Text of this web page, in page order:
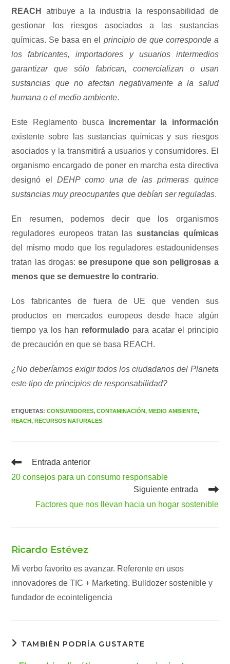
REACH
atribuye a la industria la responsabilidad de
gestionar los riesgos asociados a las sustancias
químicas. Se basa en el principio de que corresponde a
los fabricantes, importadores y usuarios intermedios
garantizar que sólo fabrican, comercializan o usan
sustancias que no afectan negativamente a la salud
humana o el medio ambiente.
Este Reglamento busca incrementar la información
existente sobre las sustancias químicas y sus riesgos
asociados y la transmitirá a usuarios y consumidores. El
organismo encargado de poner en marcha esta directiva
designó el DEHP como una de las primeras quince
sustancias muy preocupantes que debían ser reguladas.
En resumen, podemos decir que los organismos
reguladores europeos tratan las sustancias químicas
del mismo modo que los reguladores estadounidenses
tratan las drogas: se presupone que son peligrosas a
menos que se demuestre lo contrario.
Los fabricantes de fuera de UE que venden sus
productos en mercados europeos desde hace algún
tiempo ya los han reformulado para acatar el principio
de precaución en que se basa REACH.
¿No deberíamos exigir todos los ciudadanos del Planeta
este tipo de principios de responsabilidad?
ETIQUETAS:CONSUMIDORES, CONTAMINACIÓN, MEDIO AMBIENTE,
REACH, RECURSOS NATURALES
Leer
artículos
Entrada anterior
20 consejos para un consumo responsable
Siguiente entrada
Factores que nos llevan hacia un hogar sostenible
Ricardo Estévez
Mi verbo favorito es avanzar. Referente en usos
innovadores de TIC + Marketing. Bulldozer sostenible y
fundador de ecointeligencia
TAMBIÉN PODRÍA GUSTARTE